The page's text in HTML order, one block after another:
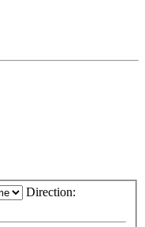
Direction: